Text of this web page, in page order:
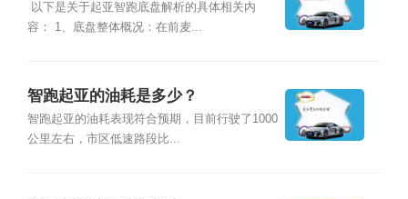
以下是关于起亚智跑底盘解析的具体相关内
容： 1、底盘整体概况：在前麦...
智跑起亚的油耗是多少？
智跑起亚的油耗表现符合预期，目前行驶了1000
公里左右，市区低速路段比...